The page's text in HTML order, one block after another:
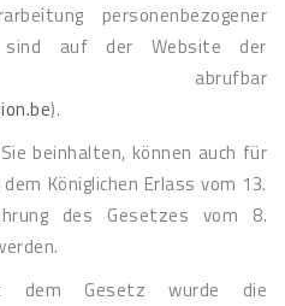
personenbezogener
sind auf der Website der
abrufbar
).
beinhalten, können auch für
Königlichen Erlass vom 13.
des Gesetzes vom 8.
dem Gesetz wurde die